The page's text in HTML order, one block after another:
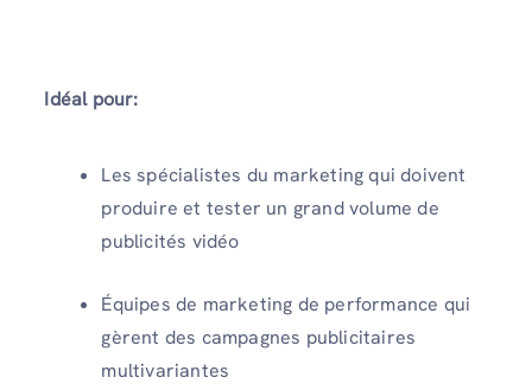
Idéal pour:
Les spécialistes du marketing qui doivent
produire et tester un grand volume de
publicités vidéo
Équipes de marketing de performance qui
gèrent des campagnes publicitaires
multivariantes